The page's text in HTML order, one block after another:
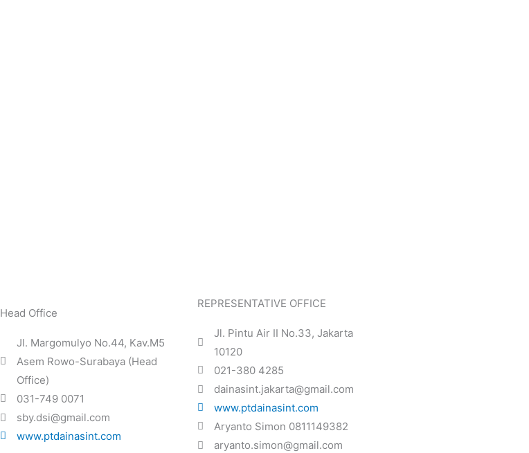
Head Office
Jl. Margomulyo No.44, Kav.M5
Asem Rowo-Surabaya (Head
Office)
031-749 0071
sby.dsi@gmail.com
www.ptdainasint.com
REPRESENTATIVE OFFICE
Jl. Pintu Air II No.33, Jakarta
10120
021-380 4285
dainasint.jakarta@gmail.com
www.ptdainasint.com
Aryanto Simon 0811149382
aryanto.simon@gmail.com